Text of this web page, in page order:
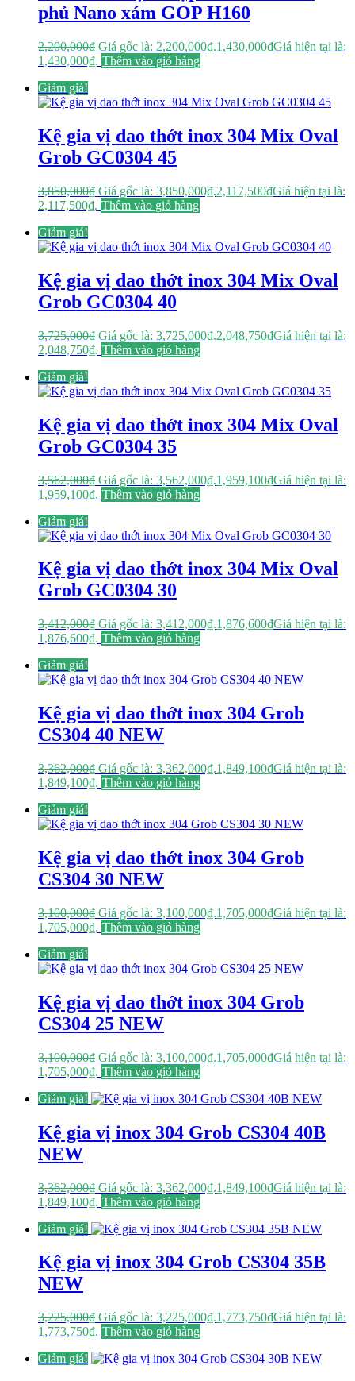
phủ Nano xám GOP H160
2,200,000₫ Giá gốc là: 2,200,000₫.1,430,000₫Giá hiện tại là:
1,430,000₫. Thêm vào giỏ hàng
Giảm giá!
Kệ gia vị dao thớt inox 304 Mix Oval
Grob GC0304 45
3,850,000₫ Giá gốc là: 3,850,000₫.2,117,500₫Giá hiện tại là:
2,117,500₫. Thêm vào giỏ hàng
Giảm giá!
Kệ gia vị dao thớt inox 304 Mix Oval
Grob GC0304 40
3,725,000₫ Giá gốc là: 3,725,000₫.2,048,750₫Giá hiện tại là:
2,048,750₫. Thêm vào giỏ hàng
Giảm giá!
Kệ gia vị dao thớt inox 304 Mix Oval
Grob GC0304 35
3,562,000₫ Giá gốc là: 3,562,000₫.1,959,100₫Giá hiện tại là:
1,959,100₫. Thêm vào giỏ hàng
Giảm giá!
Kệ gia vị dao thớt inox 304 Mix Oval
Grob GC0304 30
3,412,000₫ Giá gốc là: 3,412,000₫.1,876,600₫Giá hiện tại là:
1,876,600₫. Thêm vào giỏ hàng
Giảm giá!
Kệ gia vị dao thớt inox 304 Grob
CS304 40 NEW
3,362,000₫ Giá gốc là: 3,362,000₫.1,849,100₫Giá hiện tại là:
1,849,100₫. Thêm vào giỏ hàng
Giảm giá!
Kệ gia vị dao thớt inox 304 Grob
CS304 30 NEW
3,100,000₫ Giá gốc là: 3,100,000₫.1,705,000₫Giá hiện tại là:
1,705,000₫. Thêm vào giỏ hàng
Giảm giá!
Kệ gia vị dao thớt inox 304 Grob
CS304 25 NEW
3,100,000₫ Giá gốc là: 3,100,000₫.1,705,000₫Giá hiện tại là:
1,705,000₫. Thêm vào giỏ hàng
Giảm giá!
Kệ gia vị inox 304 Grob CS304 40B
NEW
3,362,000₫ Giá gốc là: 3,362,000₫.1,849,100₫Giá hiện tại là:
1,849,100₫. Thêm vào giỏ hàng
Giảm giá!
Kệ gia vị inox 304 Grob CS304 35B
NEW
3,225,000₫ Giá gốc là: 3,225,000₫.1,773,750₫Giá hiện tại là:
1,773,750₫. Thêm vào giỏ hàng
Giảm giá!